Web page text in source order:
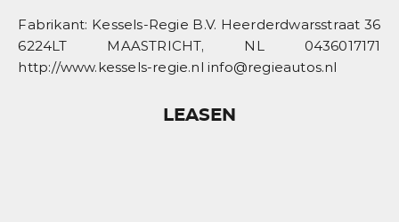
Fabrikant: Kessels-Regie B.V. Heerderdwarsstraat 36
6224LT MAASTRICHT, NL 0436017171
http://www.kessels-regie.nl info@regieautos.nl
LEASEN